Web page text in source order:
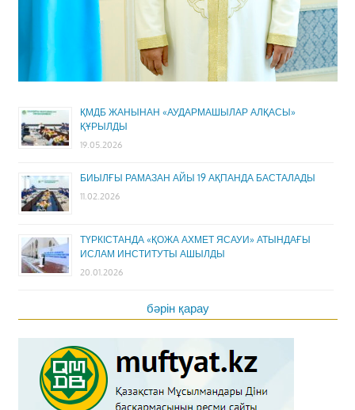
ҚМДБ ЖАНЫНАН «АУДАРМАШЫЛАР АЛҚАСЫ»
ҚҰРЫЛДЫ
19.05.2026
БИЫЛҒЫ РАМАЗАН АЙЫ 19 АҚПАНДА БАСТАЛАДЫ
11.02.2026
ТҮРКІСТАНДА «ҚОЖА АХМЕТ ЯСАУИ» АТЫНДАҒЫ
ИСЛАМ ИНСТИТУТЫ АШЫЛДЫ
20.01.2026
бәрін қарау